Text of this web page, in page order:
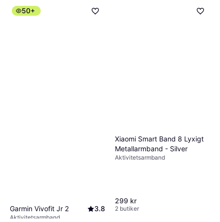
4.5
50+
Garmin Vivofit Jr 2 3.8
Aktivitetsarmband
Xiaomi Smart Band 8 Lyxigt
Metallarmband - Silver
Aktivitetsarmband
299 kr
2 butiker